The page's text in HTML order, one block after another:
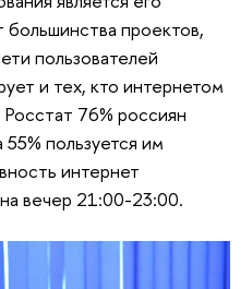
большинства проектов,
пользователей
и тех, кто интернетом
76% россиян
пользуется им
интернет
вечер 21:00-23:00.